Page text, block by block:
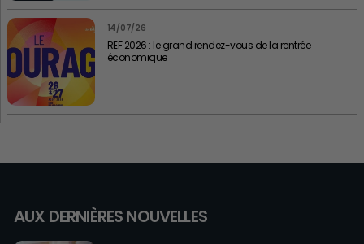
14/07/26
REF 2026 : le grand rendez-vous de la rentrée
économique
AUX DERNIÈRES NOUVELLES